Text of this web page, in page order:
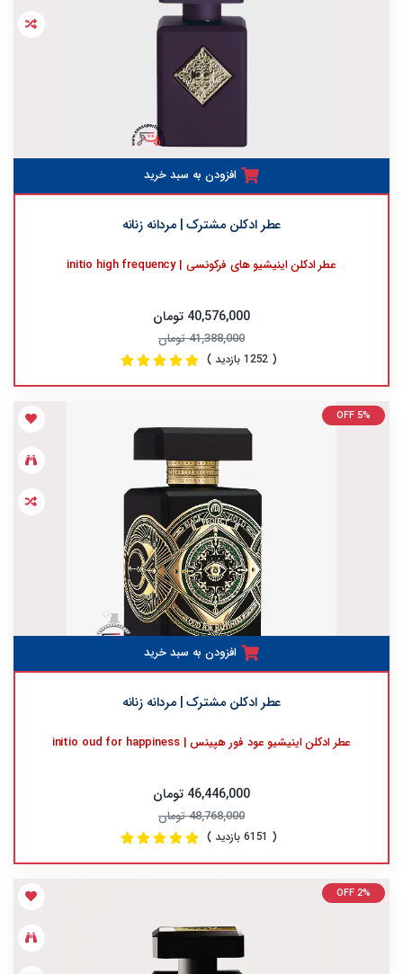
افزودن به سبد خرید
عطر ادکلن مشترک | مردانه زنانه
عطر ادکلن اینیشیو های فرکونسی | initio high frequency
40,576,000 تومان
41,388,000 تومان
( 1252 بازدید )
OFF 5%
افزودن به سبد خرید
عطر ادکلن مشترک | مردانه زنانه
عطر ادکلن اینیشیو عود فور هپینس | initio oud for happiness
46,446,000 تومان
48,768,000 تومان
( 6151 بازدید )
OFF 2%